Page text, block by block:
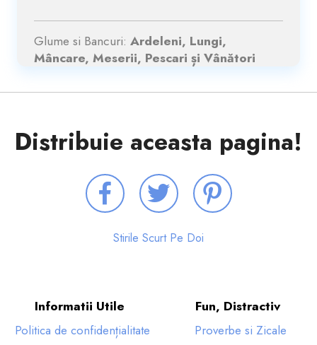
Glume si Bancuri: Ardeleni, Lungi,
Mâncare, Meserii, Pescari și Vânători
Distribuie aceasta pagina!
Stirile Scurt Pe Doi
Informatii Utile
Politica de confidențialitate
Fun, Distractiv
Proverbe si Zicale